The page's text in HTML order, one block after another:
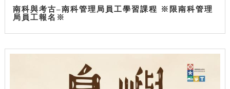
南科與考古–南科管理局員工學習課程 ※限南科管理
局員工報名※